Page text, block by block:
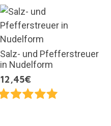
Salz- und Pfefferstreuer
in Nudelform
12,45€